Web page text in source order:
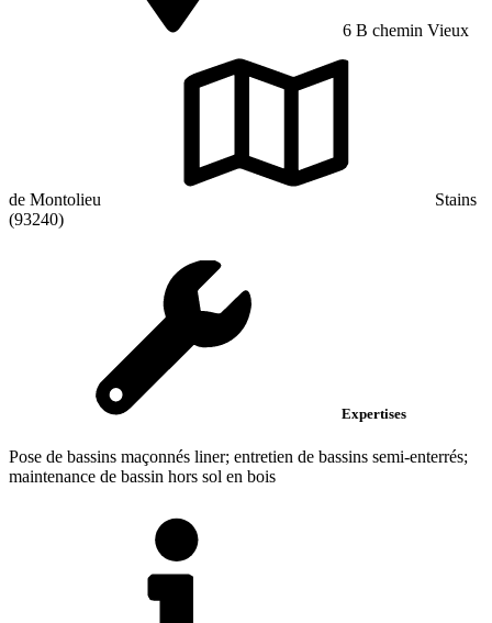
6 B chemin Vieux
de Montolieu
Stains
(93240)
Expertises
Pose de bassins maçonnés liner; entretien de bassins semi-enterrés;
maintenance de bassin hors sol en bois